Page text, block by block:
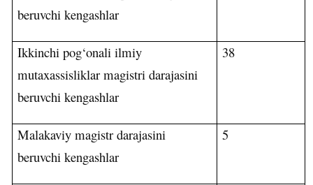
beruvchi kengashlar
Ikkinchi pog‘onali ilmiy
mutaxassisliklar magistri darajasini
beruvchi kengashlar
38
Malakaviy magistr darajasini
beruvchi kengashlar
5